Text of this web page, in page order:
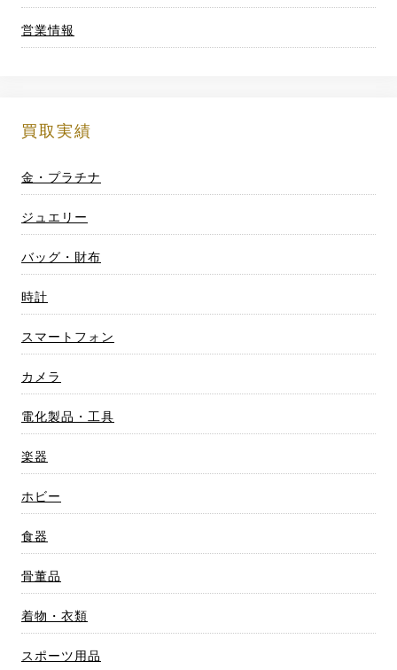
ビ
ゲ
ン
営業情報
買取実績
金・プラチナ
ジュエリー
バッグ・財布
時計
スマートフォン
カメラ
電化製品・工具
楽器
ホビー
食器
骨董品
着物・衣類
スポーツ用品